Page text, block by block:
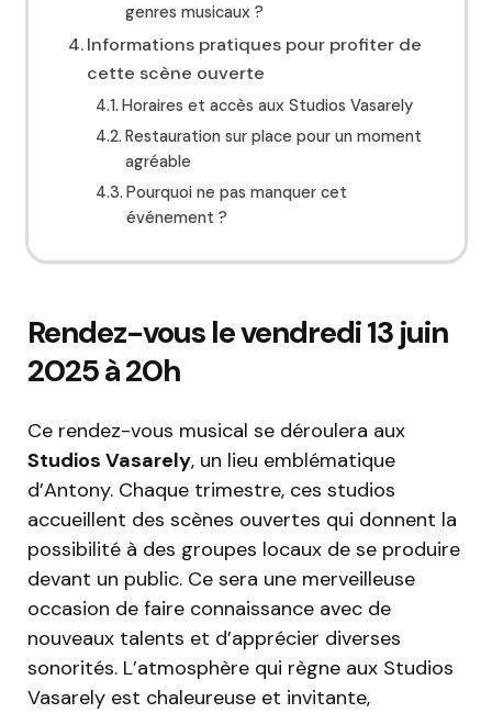
genres musicaux ?
Informations pratiques pour profiter de
cette scène ouverte
Horaires et accès aux Studios Vasarely
Restauration sur place pour un moment
agréable
Pourquoi ne pas manquer cet
événement ?
Rendez-vous le vendredi 13 juin
2025 à 20h
Ce rendez-vous musical se déroulera aux
Studios Vasarely, un lieu emblématique
d’Antony. Chaque trimestre, ces studios
accueillent des scènes ouvertes qui donnent la
possibilité à des groupes locaux de se produire
devant un public. Ce sera une merveilleuse
occasion de faire connaissance avec de
nouveaux talents et d’apprécier diverses
sonorités. L’atmosphère qui règne aux Studios
Vasarely est chaleureuse et invitante,